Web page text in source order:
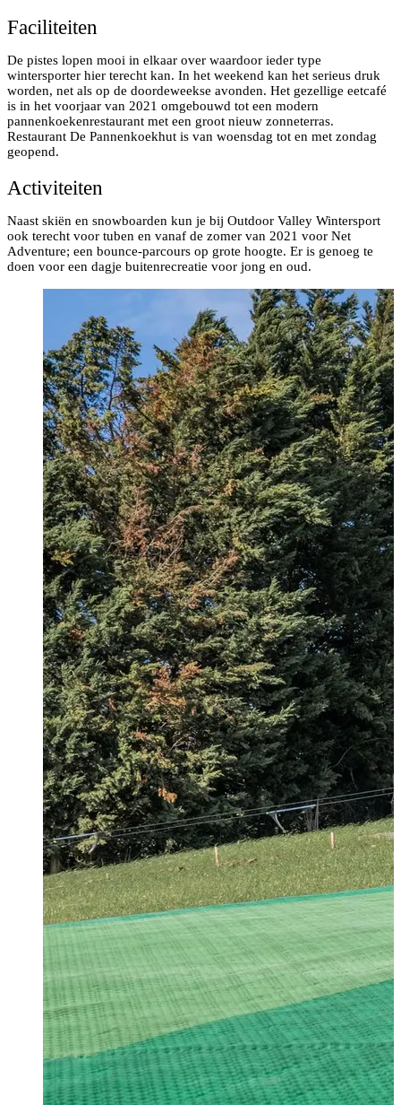
Faciliteiten
De pistes lopen mooi in elkaar over waardoor ieder type
wintersporter hier terecht kan. In het weekend kan het serieus druk
worden, net als op de doordeweekse avonden. Het gezellige eetcafé
is in het voorjaar van 2021 omgebouwd tot een modern
pannenkoekenrestaurant met een groot nieuw zonneterras.
Restaurant De Pannenkoekhut is van woensdag tot en met zondag
geopend.
Activiteiten
Naast skiën en snowboarden kun je bij Outdoor Valley Wintersport
ook terecht voor tuben en vanaf de zomer van 2021 voor Net
Adventure; een bounce-parcours op grote hoogte. Er is genoeg te
doen voor een dagje buitenrecreatie voor jong en oud.